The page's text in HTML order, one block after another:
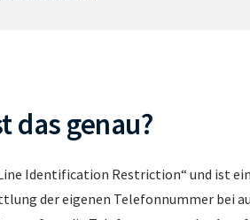
das genau?
Identification Restriction“ und ist
der eigenen Telefonnummer bei